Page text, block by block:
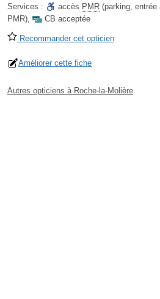
Services :
accès PMR (parking,
PMR), CB acceptée
Recommander cet opticien
Améliorer cette fiche
Autres opticiens à Roche-la-Molière